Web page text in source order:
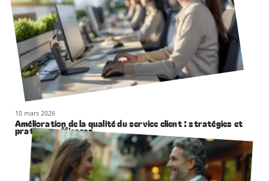
10 mars 2026
Amélioration de la qualité du service client : stratégies et
pratiques efficaces